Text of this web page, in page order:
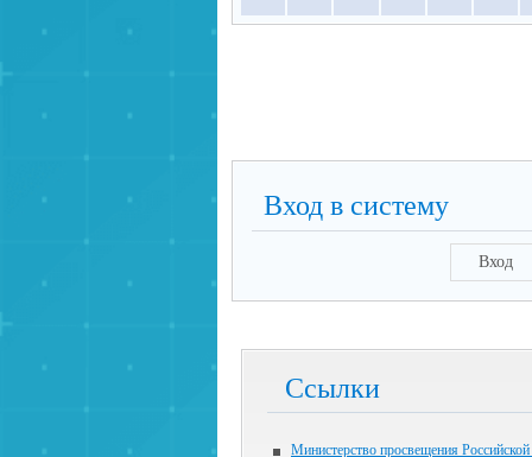
Вход в систему
Вход
Ссылки
Министерство просвещения